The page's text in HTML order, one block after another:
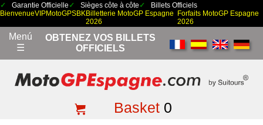
Garantie Officielle Sièges côte à côte
Billets Officiels
BienvenueVIPMotoGPSBKBilletterie MotoGP Espagne
2026
Forfaits MotoGP Espagne
2026
Menú
☰
OBTENEZ VOS BILLETS
OFFICIELS
Basket0